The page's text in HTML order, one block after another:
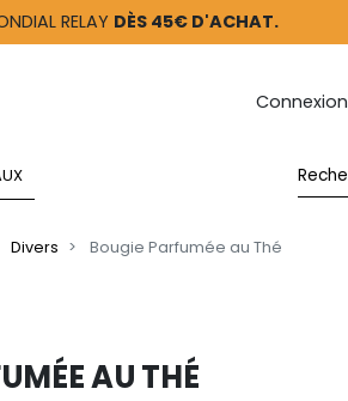
RELAY DÈS 45€ D'ACHAT.
Connexion
Divers Bougie Parfumée au Thé
AU THÉ